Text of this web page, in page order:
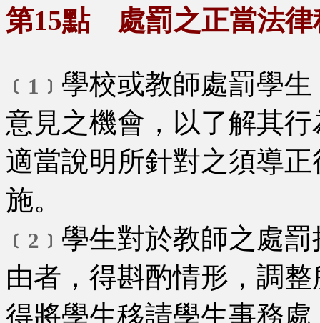
第15點 處罰之正當法律
﹝1﹞ 學校或教師處罰學
意見之機會，以了解其
適當說明所針對之須導
施。
﹝2﹞ 學生對於教師之處
由者，得斟酌情形，調
得將學生移請學生事務